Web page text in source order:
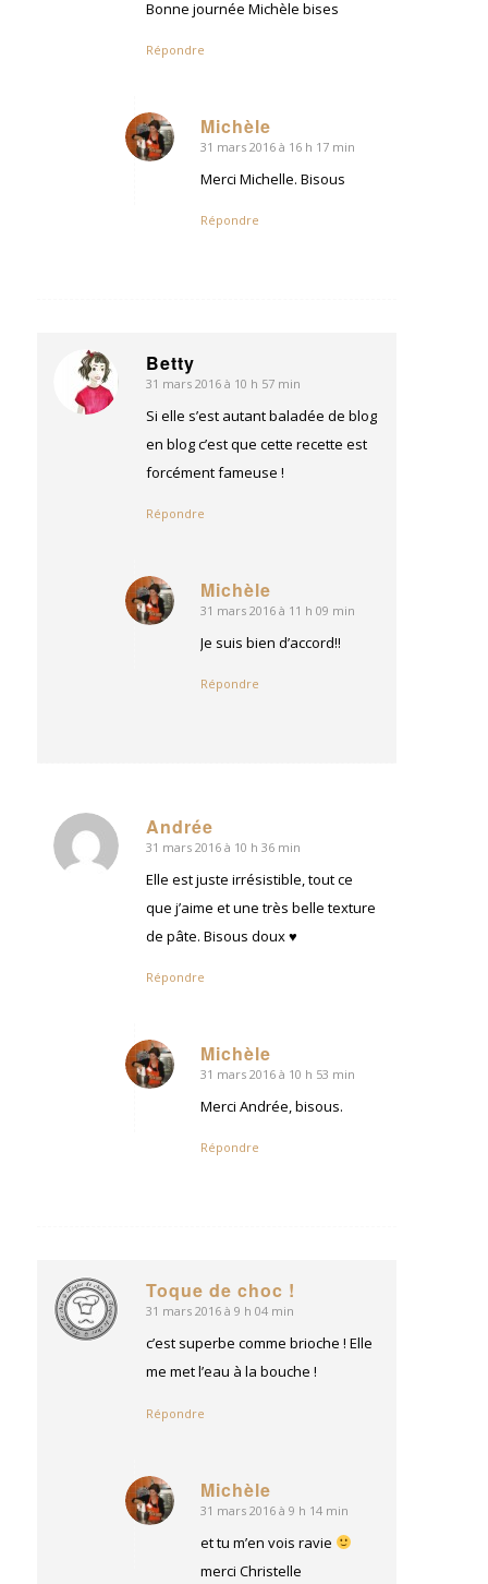
Bonne journée Michèle bises
Répondre
Michèle
dit
31 mars 2016 à 16 h 17 min
Merci Michelle. Bisous
Répondre
Betty
dit
31 mars 2016 à 10 h 57 min
Si elle s’est autant baladée de blog
en blog c’est que cette recette est
forcément fameuse !
Répondre
Michèle
dit
31 mars 2016 à 11 h 09 min
Je suis bien d’accord!!
Répondre
Andrée
dit
31 mars 2016 à 10 h 36 min
Elle est juste irrésistible, tout ce
que j’aime et une très belle texture
de pâte. Bisous doux ♥
Répondre
Michèle
dit
31 mars 2016 à 10 h 53 min
Merci Andrée, bisous.
Répondre
Toque de choc !
dit
:
31 mars 2016 à 9 h 04 min
c’est superbe comme brioche ! Elle
me met l’eau à la bouche !
Répondre
Michèle
dit
31 mars 2016 à 9 h 14 min
et tu m’en vois ravie
merci Christelle